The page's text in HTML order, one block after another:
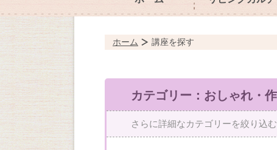
ホーム 講座を探す
カテゴリー：おしゃれ・
さらに詳細なカテゴリーを絞り込む